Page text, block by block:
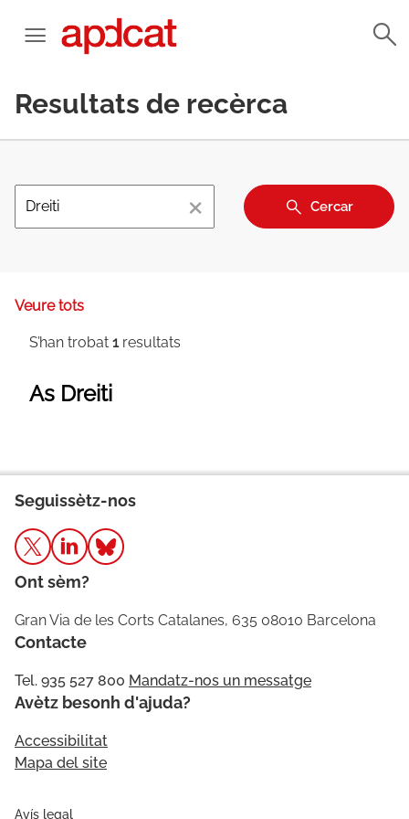
Resultats de recèrca
× Cercar
Veure tots
S’han trobat 1resultats
As Dreiti
Seguissètz-nos
Ont sèm?
Gran Via de les Corts Catalanes, 635 08010 Barcelona
Contacte
Tel. 935 527 800 Mandatz-nos un messatge
Avètz besonh d'ajuda?
Accessibilitat
Mapa del site
Avís legal